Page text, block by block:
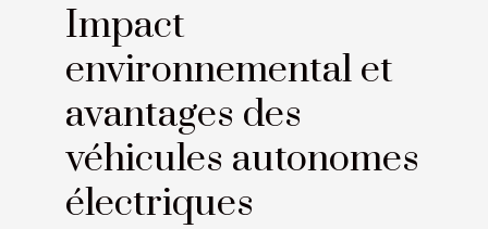
Impact
environnemental et
avantages des
véhicules autonomes
électriques